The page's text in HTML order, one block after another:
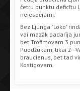
četru punktu deficītu
neiespējami.
Bez Ljunga "Loko"
vai mazāk padarīja
bet Trofimovam 3
Puodžukam, tikai 2 -
braucienus, bet tad
Kostigovam.